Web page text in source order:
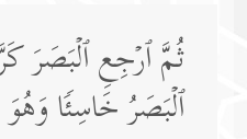
ثُمَّ ٱرۡجِعِ ٱلۡبَصَرَ
ٱلۡبَصَرُ خَاسِئࣰا